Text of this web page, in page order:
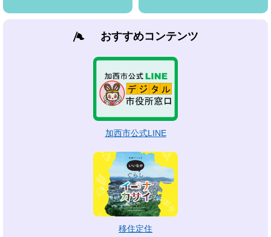
おすすめコンテンツ
加西市公式LINE
移住定住